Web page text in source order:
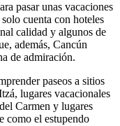
pasar unas vacaciones
cuenta con hoteles
calidad y algunos de
además, Cancún
de admiración.
paseos a sitios
lugares vacacionales
Carmen y lugares
como el estupendo